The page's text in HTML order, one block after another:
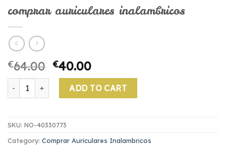
comprar auriculares inalambricos
€64.00 €40.00
comprar auriculares inalambricos quantity
ADD TO CART
SKU: NO-40330773
Category: Comprar Auriculares Inalambricos